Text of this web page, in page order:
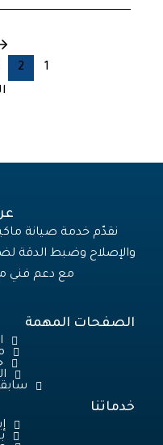
1
2
نقدّم خدمة صيانة
والإصلاح وضبط الدقة
مع دعم فني
الصفحات المهمة
خدماتنا